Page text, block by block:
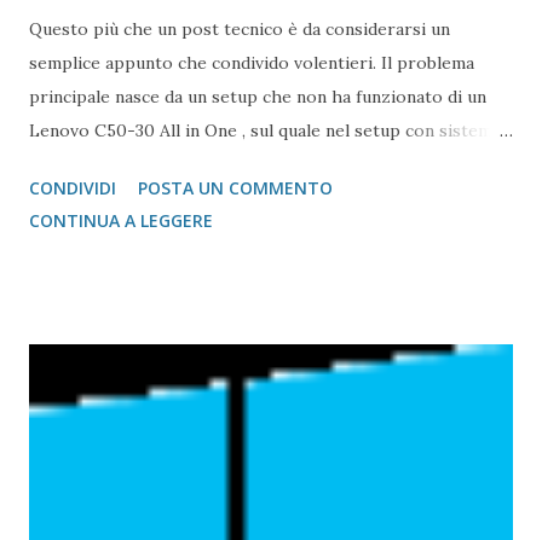
Questo più che un post tecnico è da considerarsi un
semplice appunto che condivido volentieri. Il problema
principale nasce da un setup che non ha funzionato di un
Lenovo C50-30 All in One , sul quale nel setup con sistema
attivato al secondo riavvio), non mi ha fatto accedere alla
cartella di un Mac in rete Locale sul quale c'è la login ma
CONDIVIDI
POSTA UN COMMENTO
CONTINUA A LEGGERE